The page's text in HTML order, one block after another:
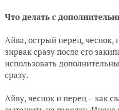
Что делать с
Айва, острый перец, чеснок,
зирвак сразу после его
использовать
сразу.
Айву, чеснок и перец – как